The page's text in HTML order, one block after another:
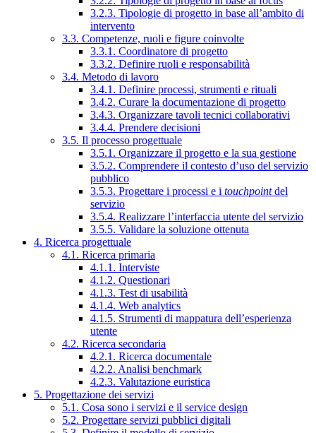
3.2.3. Tipologie di progetto in base all’ambito di
intervento
3.3. Competenze, ruoli e figure coinvolte
3.3.1. Coordinatore di progetto
3.3.2. Definire ruoli e responsabilità
3.4. Metodo di lavoro
3.4.1. Definire processi, strumenti e rituali
3.4.2. Curare la documentazione di progetto
3.4.3. Organizzare tavoli tecnici collaborativi
3.4.4. Prendere decisioni
3.5. Il processo progettuale
3.5.1. Organizzare il progetto e la sua gestione
3.5.2. Comprendere il contesto d’uso del servizio
pubblico
3.5.3. Progettare i processi e i touchpointdel
servizio
3.5.4. Realizzare l’interfaccia utente del servizio
3.5.5. Validare la soluzione ottenuta
4. Ricerca progettuale
4.1. Ricerca primaria
4.1.1. Interviste
4.1.2. Questionari
4.1.3. Test di usabilità
4.1.4. Web analytics
4.1.5. Strumenti di mappatura dell’esperienza
utente
4.2. Ricerca secondaria
4.2.1. Ricerca documentale
4.2.2. Analisi benchmark
4.2.3. Valutazione euristica
5. Progettazione dei servizi
5.1. Cosa sono i servizi e il service design
5.2. Progettare servizi pubblici digitali